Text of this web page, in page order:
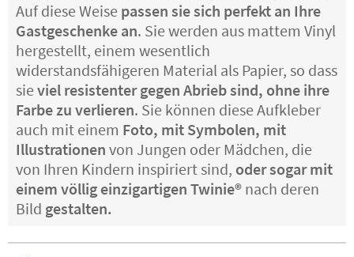
Auf diese Weise passen sie sich perfekt an Ihre
Gastgeschenke an. Sie werden aus mattem Vinyl
hergestellt, einem wesentlich
widerstandsfähigeren Material als Papier, so dass
sie viel resistenter gegen Abrieb sind, ohne ihre
Farbe zu verlieren. Sie können diese Aufkleber
auch mit einem Foto, mit Symbolen, mit
Illustrationen von Jungen oder Mädchen, die
von Ihren Kindern inspiriert sind, oder sogar mit
einem völlig einzigartigen Twinie®️ nach deren
Bild gestalten.